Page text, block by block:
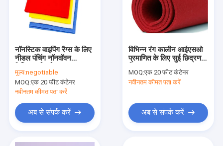
कारखाने का दौरा
हमसे संपर्क करें
समाचार
उद्धरण मांगें
नॉनस्टिक वाइपिंग रैग्स के लिए
नीडल पंचिंग नॉनवॉवन
मूल्य:negotiable
MOQ:एक 20 फीट कंटेनर
नवीनतम कीमत पता करें
अब से संपर्क करें
विभिन्न रंग कालीन आईएसओ
प्रमाणित के लिए सुई छिद्रण
MOQ:एक 20 फीट कंटेनर
नवीनतम कीमत पता करें
अब से संपर्क करें